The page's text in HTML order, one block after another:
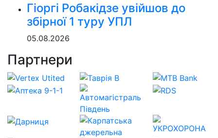
Гіоргі Робакідзе увійшов до
збірної 1 туру УПЛ
05.08.2026
Партнери